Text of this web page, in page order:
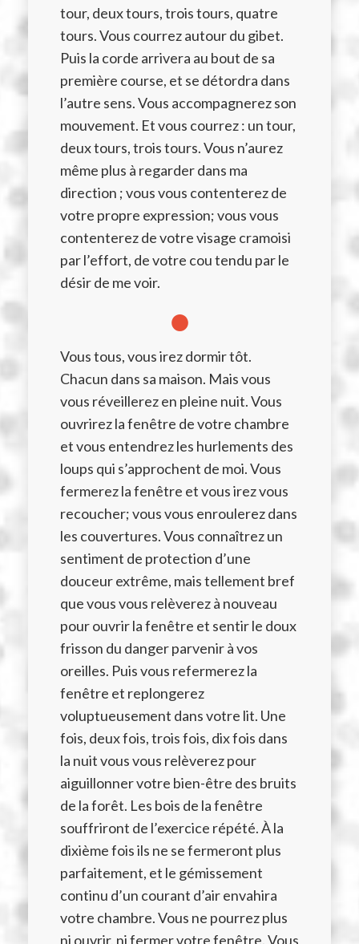
tour, deux tours, trois tours, quatre
tours. Vous courrez autour du gibet.
Puis la corde arrivera au bout de sa
première course, et se détordra dans
l’autre sens. Vous accompagnerez son
mouvement. Et vous courrez : un tour,
deux tours, trois tours. Vous n’aurez
même plus à regarder dans ma
direction ; vous vous contenterez de
votre propre expression; vous vous
contenterez de votre visage cramoisi
par l’effort, de votre cou tendu par le
désir de me voir.
●
Vous tous, vous irez dormir tôt.
Chacun dans sa maison. Mais vous
vous réveillerez en pleine nuit. Vous
ouvrirez la fenêtre de votre chambre
et vous entendrez les hurlements des
loups qui s’approchent de moi. Vous
fermerez la fenêtre et vous irez vous
recoucher; vous vous enroulerez dans
les couvertures. Vous connaîtrez un
sentiment de protection d’une
douceur extrême, mais tellement bref
que vous vous relèverez à nouveau
pour ouvrir la fenêtre et sentir le doux
frisson du danger parvenir à vos
oreilles. Puis vous refermerez la
fenêtre et replongerez
voluptueusement dans votre lit. Une
fois, deux fois, trois fois, dix fois dans
la nuit vous vous relèverez pour
aiguillonner votre bien-être des bruits
de la forêt. Les bois de la fenêtre
souffriront de l’exercice répété. À la
dixième fois ils ne se fermeront plus
parfaitement, et le gémissement
continu d’un courant d’air envahira
votre chambre. Vous ne pourrez plus
ni ouvrir, ni fermer votre fenêtre. Vous